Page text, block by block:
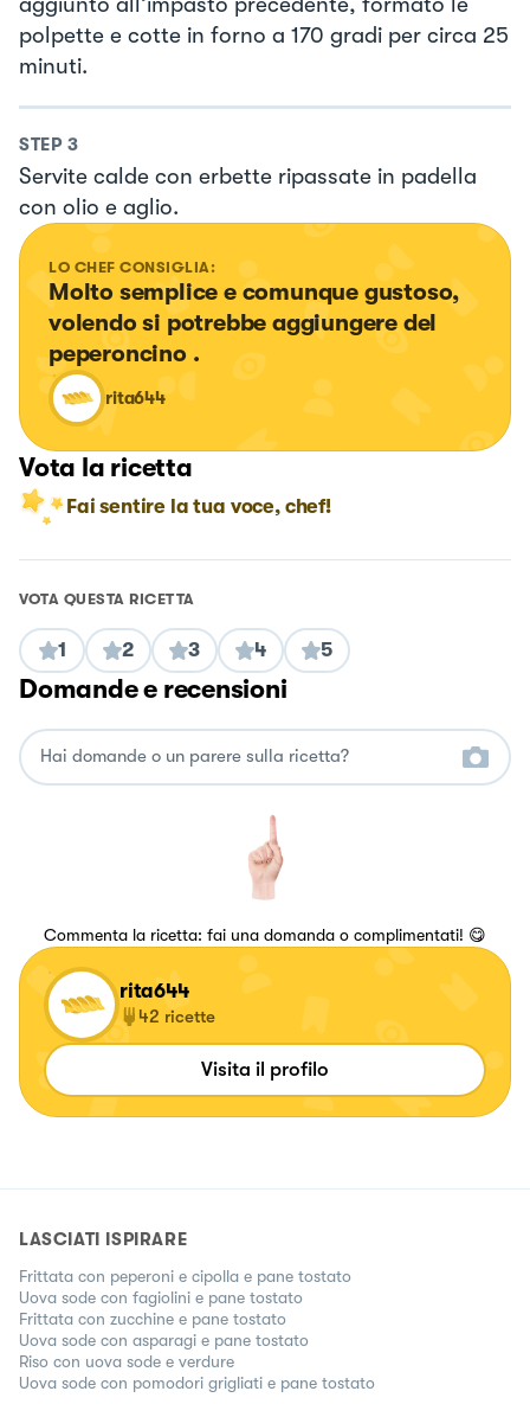
polpette e cotte in forno a 170 gradi per circa 25
minuti.
STEP 3
Servite calde con erbette ripassate in padella
con olio e aglio.
LO CHEF CONSIGLIA:
Molto semplice e comunque gustoso,
volendo si potrebbe aggiungere del
peperoncino .
rita644
Vota la ricetta
Fai sentire la tua voce, chef!
VOTA QUESTA RICETTA
1 2 3 4 5
Domande e recensioni
Commenta la ricetta: fai una domanda o complimentati! 😋
rita644
42 ricette
Visita il profilo
LASCIATI ISPIRARE
Frittata con peperoni e cipolla e pane tostato
Uova sode con fagiolini e pane tostato
Frittata con zucchine e pane tostato
Uova sode con asparagi e pane tostato
Riso con uova sode e verdure
Uova sode con pomodori grigliati e pane tostato